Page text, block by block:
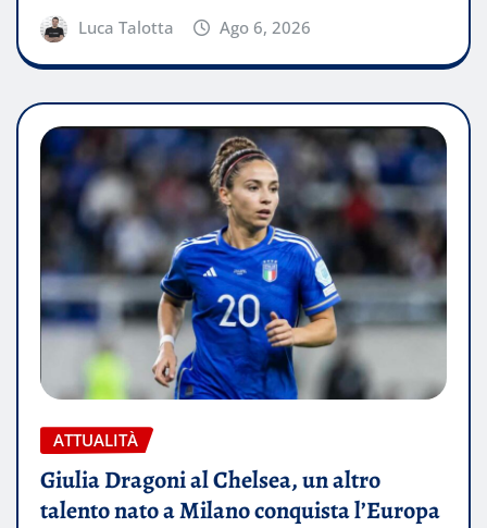
Luca Talotta Ago 6, 2026
ATTUALITÀ
Giulia Dragoni al Chelsea, un altro
talento nato a Milano conquista l’Europa